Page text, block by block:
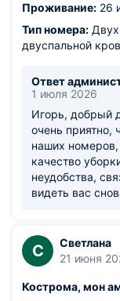
Проживание: 26
Тип номера:
двуспальной
Ответ
1 июля 2026
Игорь, добрый
очень приятно,
наших
качество
неудобства,
видеть вас
С
Светлана
21 июня
Кострома, мон